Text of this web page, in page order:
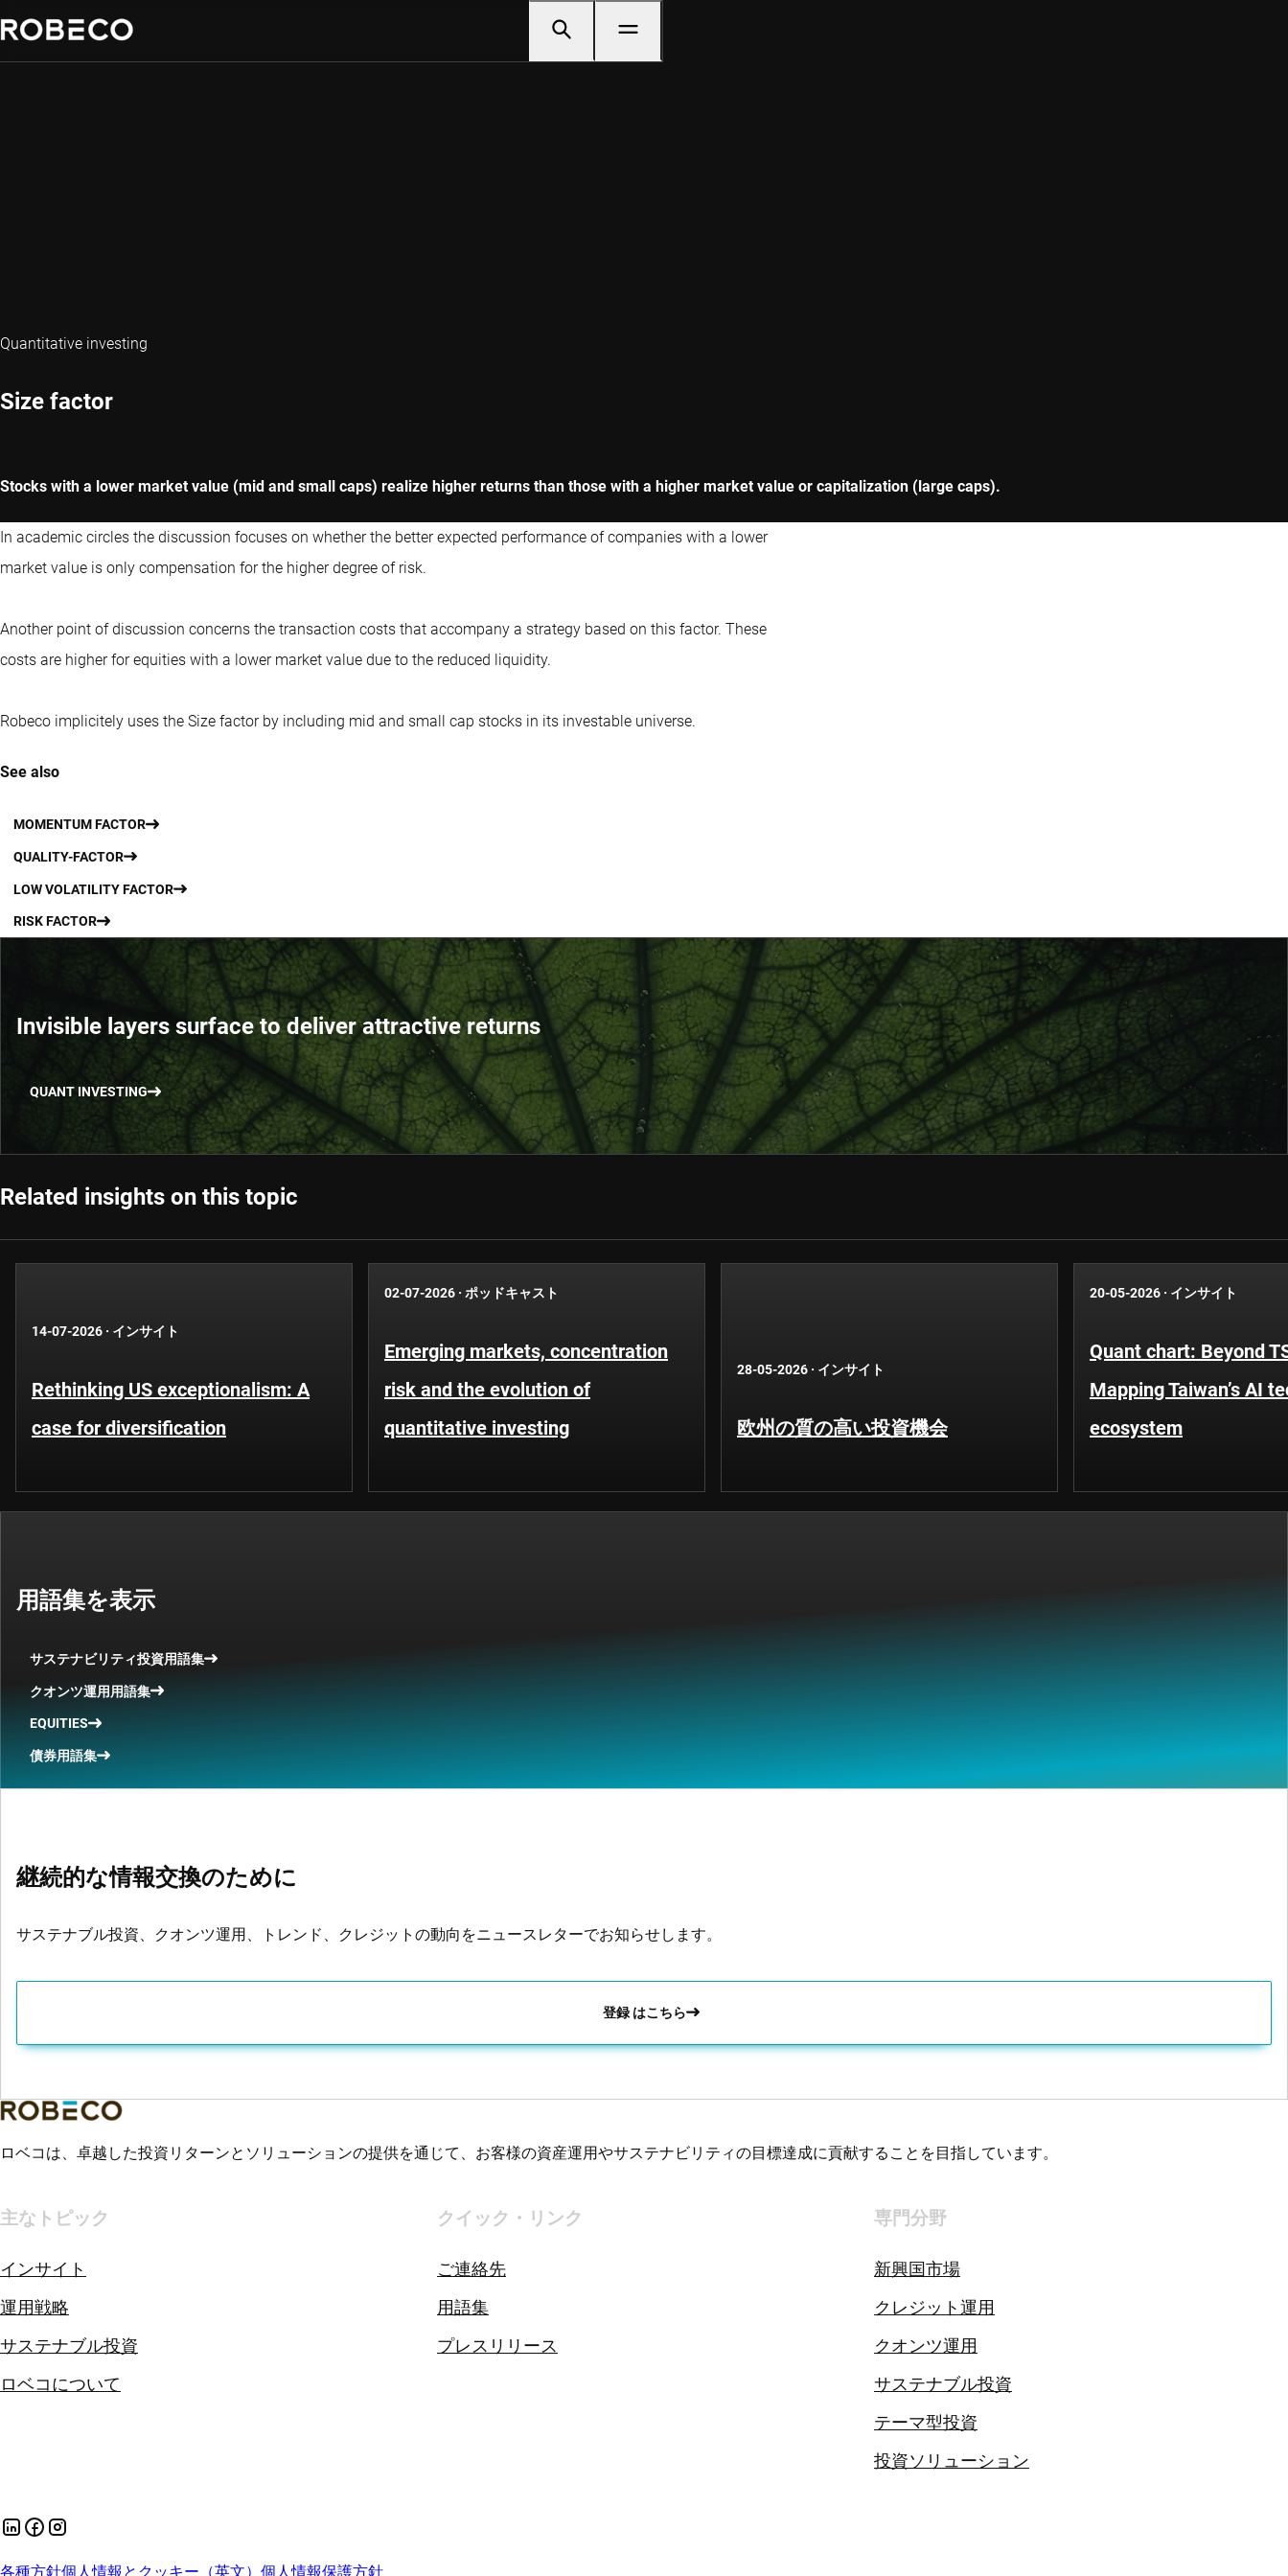
Quantitative investing
Size factor
Stocks with a lower market value (mid and small caps) realize higher returns than those with a higher market value or capitalization (large caps).
In academic circles the discussion focuses on whether the better expected performance of companies with a lower
market value is only compensation for the higher degree of risk.
Another point of discussion concerns the transaction costs that accompany a strategy based on this factor. These
costs are higher for equities with a lower market value due to the reduced liquidity.
Robeco implicitely uses the Size factor by including mid and small cap stocks in its investable universe.
See also
MOMENTUM FACTOR
QUALITY-FACTOR
LOW VOLATILITY FACTOR
RISK FACTOR
Invisible layers surface to deliver attractive returns
QUANT INVESTING
Related insights on this topic
14-07-2026 · インサイト
Rethinking US exceptionalism: A
case for diversification
02-07-2026 · ポッドキャスト
Emerging markets, concentration
risk and the evolution of
quantitative investing
28-05-2026 · インサイト
欧州の質の高い投資機会
20-05-2026 · インサイト
Quant chart: Beyond
Mapping Taiwan’s AI
ecosystem
用語集を表示
サステナビリティ投資用語集
クオンツ運用用語集
EQUITIES
債券用語集
継続的な情報交換のために
サステナブル投資、クオンツ運用、トレンド、クレジットの動向をニュースレターでお知らせします。
登録 はこちら
ロベコは、卓越した投資リターンとソリューションの提供を通じて、お客様の資産運用やサステナビリティの目標達成に貢献することを目指しています。
主なトピック
インサイト
運用戦略
サステナブル投資
ロベコについて
クイック・リンク
ご連絡先
用語集
プレスリリース
専門分野
新興国市場
クレジット運用
クオンツ運用
サステナブル投資
テーマ型投資
投資ソリューション
各種方針個人情報とクッキー（英文） 個人情報保護方針